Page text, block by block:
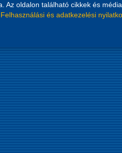
Az oldalon található cikkek és
Felhasználási és adatkezelési